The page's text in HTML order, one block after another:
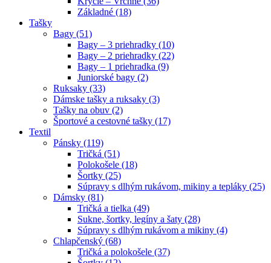
Základné (18)
Tašky
Bagy (51)
Bagy – 3 priehradky (10)
Bagy – 2 priehradky (22)
Bagy – 1 priehradka (9)
Juniorské bagy (2)
Ruksaky (33)
Dámske tašky a ruksaky (3)
Tašky na obuv (2)
Športové a cestovné tašky (17)
Textil
Pánsky (119)
Tričká (51)
Polokošele (18)
Šortky (25)
Súpravy s dlhým rukávom, mikiny a tepláky (25)
Dámsky (81)
Tričká a tielka (49)
Sukne, šortky, legíny a šaty (28)
Súpravy s dlhým rukávom a mikiny (4)
Chlapčenský (68)
Tričká a polokošele (37)